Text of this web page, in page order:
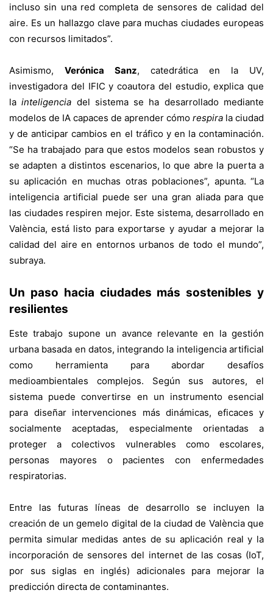
incluso sin una red completa de sensores de calidad del
aire. Es un hallazgo clave para muchas ciudades europeas
con recursos limitados”.
Asimismo, Verónica Sanz, catedrática en la UV,
investigadora del IFIC y coautora del estudio, explica que
lainteligencia del sistema se ha desarrollado mediante
modelos de IA capaces de aprender cómo respira la ciudad
y de anticipar cambios en el tráfico y en la contaminación.
“Se ha trabajado para que estos modelos sean robustos y
se adapten a distintos escenarios, lo que abre la puerta a
su aplicación en muchas otras poblaciones”, apunta. “La
inteligencia artificial puede ser una gran aliada para que
las ciudades respiren mejor. Este sistema, desarrollado en
València, está listo para exportarse y ayudar a mejorar la
calidad del aire en entornos urbanos de todo el mundo”,
subraya.
Un paso hacia ciudades más sostenibles y
resilientes
Este trabajo supone un avance relevante en la gestión
urbana basada en datos, integrando la inteligencia artificial
como herramienta para abordar desafíos
medioambientales complejos. Según sus autores, el
sistema puede convertirse en un instrumento esencial
para diseñar intervenciones más dinámicas, eficaces y
socialmente aceptadas, especialmente orientadas a
proteger a colectivos vulnerables como escolares,
personas mayores o pacientes con enfermedades
respiratorias.
Entre las futuras líneas de desarrollo se incluyen la
creación de un gemelo digital de la ciudad de València que
permita simular medidas antes de su aplicación real y la
incorporación de sensores del internet de las cosas (IoT,
por sus siglas en inglés) adicionales para mejorar la
predicción directa de contaminantes.